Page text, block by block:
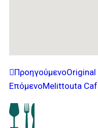
ΠροηγούμενοOriginal
ΕπόμενοMelittouta